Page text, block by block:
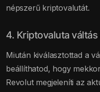
népszerű kriptovalutát.
4. Kriptovaluta
Miután kiválasztottad a
beállíthatod, hogy
Revolut megjeleníti az